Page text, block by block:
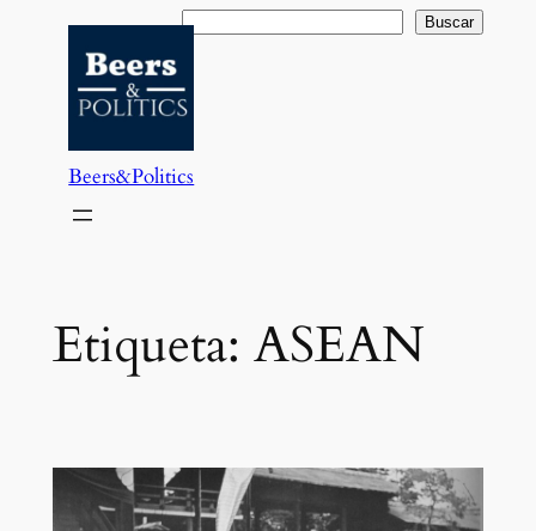
contenido
Buscar Buscar
Beers&Politics
Etiqueta: ASEAN